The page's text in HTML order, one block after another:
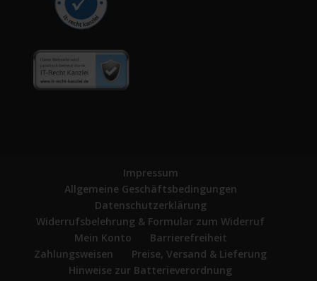
Impressum
Allgemeine Geschäftsbedingungen
Datenschutzerklärung
Widerrufsbelehrung & Formular zum Widerruf
Mein Konto
Barrierefreiheit
Zahlungsweisen
Preise, Versand & Lieferung
Hinweise zur Batterieverordnung